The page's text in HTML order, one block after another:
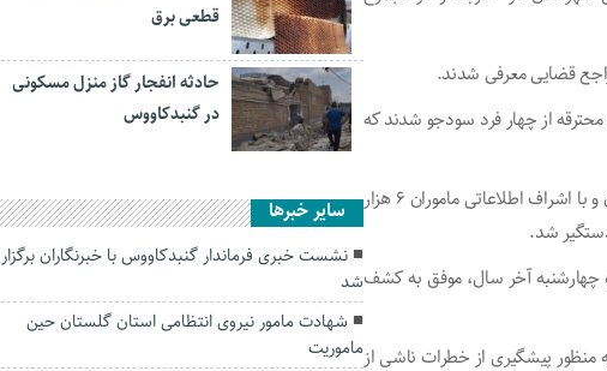
قضایی معرفی شدند.
موفق به کشف چهار هزار و ۸۰۰ عدد انواع مواد محترقه از چهار فرد سودجو شدند که
مطابق اعلام سرهنگ «عباسعلی پهلوانی نسب» رییس پلیس امنیت اقتصادی گلستان و با اشراف اطلاعاتی ماموران ۶ هزار
چهارشنبه آخر سال، موفق به کشف
منظور پیشگیری از خطرات ناشی از
قطعی برق
حادثه انفجار گاز منزل مسکونی
در گنبدکاووس
سایر خبرها
نشست خبری فرماندار گنبدکاووس با خبرنگاران برگزار
شد
شهادت مامور نیروی انتظامی استان گلستان حین
ماموریت